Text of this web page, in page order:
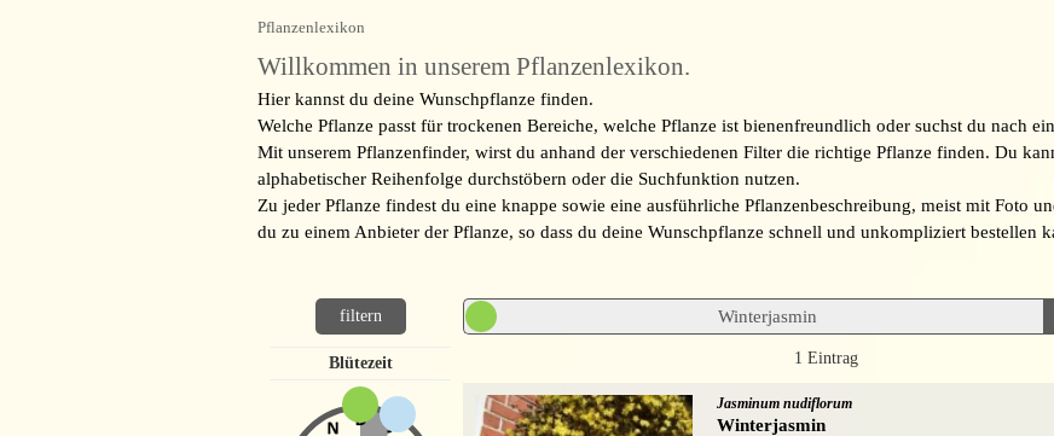
Pflanzenlexikon
Willkommen in unserem Pflanzenlexikon.
Hier kannst du deine Wunschpflanze finden.
Welche Pflanze passt für trockenen Bereiche, welche Pflanze ist bienenfreundlich oder suchst du nach
Mit unserem Pflanzenfinder, wirst du anhand der verschiedenen Filter die richtige Pflanze finden. Du
alphabetischer Reihenfolge durchstöbern oder die Suchfunktion nutzen.
Zu jeder Pflanze findest du eine knappe sowie eine ausführliche Pflanzenbeschreibung, meist mit Foto
du zu einem Anbieter der Pflanze, so dass du deine Wunschpflanze schnell und unkompliziert bestellen
Blütezeit 1 Eintrag
Jasminum nudiflorum
Winterjasmin